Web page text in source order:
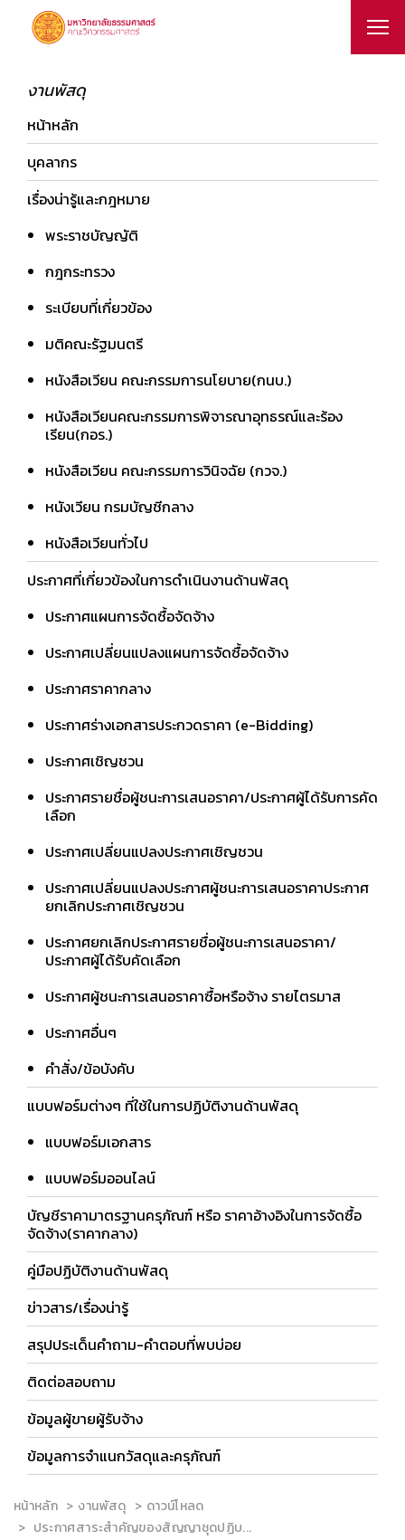
งานพัสดุ
หน้าหลัก
บุคลากร
เรื่องน่ารู้และกฎหมาย
พระราชบัญญัติ
กฎกระทรวง
ระเบียบที่เกี่ยวข้อง
มติคณะรัฐมนตรี
หนังสือเวียน คณะกรรมการนโยบาย(กนบ.)
หนังสือเวียนคณะกรรมการพิจารณาอุทธรณ์และร้อง
เรียน(กอร.)
หนังสือเวียน คณะกรรมการวินิจฉัย (กวจ.)
หนังเวียน กรมบัญชีกลาง
หนังสือเวียนทั่วไป
ประกาศที่เกี่ยวข้องในการดำเนินงานด้านพัสดุ
ประกาศแผนการจัดซื้อจัดจ้าง
ประกาศเปลี่ยนแปลงแผนการจัดซื้อจัดจ้าง
ประกาศราคากลาง
ประกาศร่างเอกสารประกวดราคา (e-Bidding)
ประกาศเชิญชวน
ประกาศรายชื่อผู้ชนะการเสนอราคา/ประกาศผู้ได้รับการคัด
เลือก
ประกาศเปลี่ยนแปลงประกาศเชิญชวน
ประกาศเปลี่ยนแปลงประกาศผู้ชนะการเสนอราคาประกาศ
ยกเลิกประกาศเชิญชวน
ประกาศยกเลิกประกาศรายชื่อผู้ชนะการเสนอราคา/
ประกาศผู้ได้รับคัดเลือก
ประกาศผู้ชนะการเสนอราคาซื้อหรือจ้าง รายไตรมาส
ประกาศอื่นๆ
คำสั่ง/ข้อบังคับ
แบบฟอร์มต่างๆ ที่ใช้ในการปฏิบัติงานด้านพัสดุ
แบบฟอร์มเอกสาร
แบบฟอร์มออนไลน์
บัญชีราคามาตรฐานครุภัณฑ์ หรือ ราคาอ้างอิงในการจัดซื้อ
จัดจ้าง(ราคากลาง)
คู่มือปฏิบัติงานด้านพัสดุ
ข่าวสาร/เรื่องน่ารู้
สรุปประเด็นคำถาม-คำตอบที่พบบ่อย
ติดต่อสอบถาม
ข้อมูลผู้ขายผู้รับจ้าง
ข้อมูลการจำแนกวัสดุและครุภัณฑ์
หน้าหลัก งานพัสดุ
ดาวน์โหลด
ประกาศสาระสำคัญของสัญญาชุดปฏิบ...